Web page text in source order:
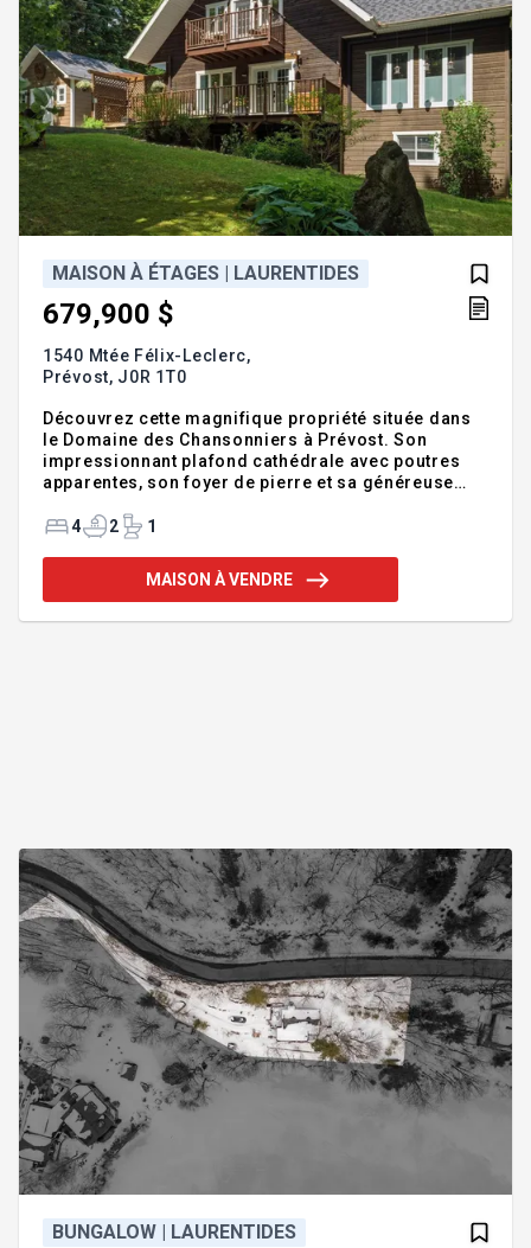
MAISON À ÉTAGES | LAURENTIDES
679,900 $
1540 Mtée Félix-Leclerc,
Prévost, J0R 1T0
Découvrez cette magnifique propriété située dans
le Domaine des Chansonniers à Prévost. Son
impressionnant plafond cathédrale avec poutres
apparentes, son foyer de pierre et sa généreuse
unique. L'aire ouverte lumineuse comprend une
véranda trois saisons. À l'étage, deux chambres
avec balcon privé et une salle de bains avec
4 2 1
MAISON À VENDRE
BUNGALOW | LAURENTIDES